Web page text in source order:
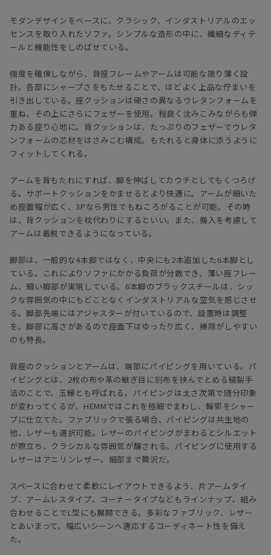
モダンデザインをベースに、クラシック、インダストリアルのエッ
センスを取り入れたソファ。シンプルな造形の中に、繊細なディテ
ールと機能性をしのばせている。
強度を確保しながら、背座フレームやアームは可能な限り薄く設
計。各部にシャープさをもたせることで、ほどよく上品な佇まいを
引き出している。座クッションは硬さの異なるウレタンフォームを
重ね、その上にさらにフェザーを使用。程良く沈みこみながらも弾
力ある座り心地に。背クッションは、たっぷりのフェザーでウレタ
ンフォームの芯材をはさみこむ構成。もたれると身体に添うように
フィットしてくれる。
アームを背もたれにすれば、脚を伸ばしてカウチとしてもくつろげ
る。サポートクッションをかませるとより快適に。アームが細いた
め座面幅が広く、3Pなら男性でもねころがることが可能。その時
は、背クッションを枕代わりにするといい。また、搬入を考慮して
アームは着脱できるようになっている。
脚部は、一般的な4本脚ではなく、中央にも2本追加した6本脚とし
ている。これによりソファにかかる負荷が分散でき、薄い座フレー
ム、細い脚部が実現している。6本脚のブラックスチールは、シッ
クな雰囲気の中にもどことなくインダストリアルな空気を感じさせ
る。脚部先端にはアジャスターが付いているので、設置時は調整
を。脚部に高さがあるので座面下はゆったり広く、掃除がしやすい
のも特長。
背座のクッションとアームは、端部にパイピングを用いている。パ
イピングとは、2枚の布や革の継ぎ目に別布を挟んでとめる縫製手
法のことで、玉縁とも呼ばれる。パイピングは太さ次第で随分印象
が変わってくるが、HEMMではこれを極細でまわし、輪郭をシャー
プに仕立てた。ファブリックで張る場合、パイピングは共生地の
他、レザーも選択可能。レザーのパイピングがまわるとシルエット
が際立ち、クラシカルな雰囲気が醸される。パイピングに使用する
レザーはアニリンレザー。細部まで贅沢だ。
スペースに合わせて柔軟にレイアウトできるよう、片アームタイ
プ、アームレスタイプ、コーナータイプなどもラインナップ。組み
合わせることでL型にも展開できる。多彩なファブリック、レザー
とあいまって、幅広いシーンへ適応するコーディネート性を備え
た。